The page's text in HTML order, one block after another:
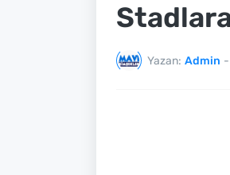
Yazan: Admin -